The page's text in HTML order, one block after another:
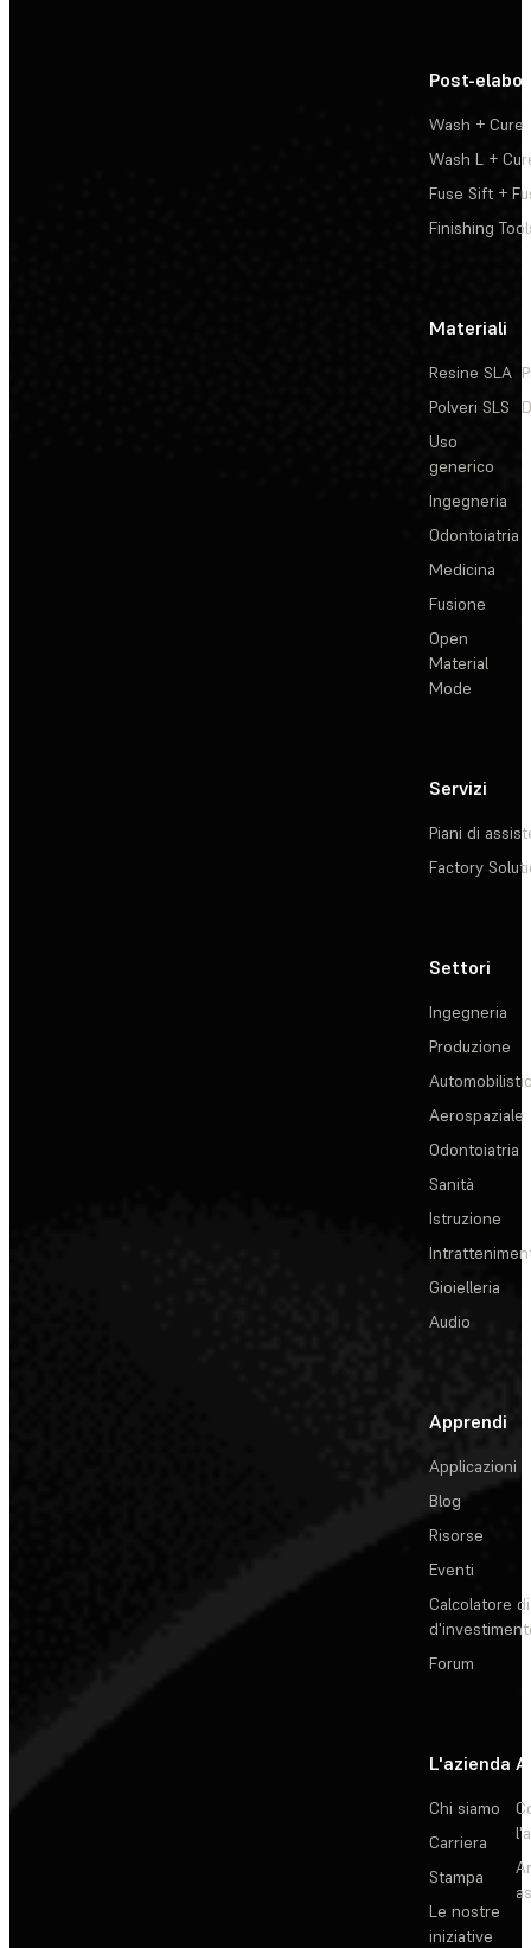
Post-
Wash + Cure
Wash L +
Fuse Sift +
Finishing
Materiali
Resine SLA
Polveri SLS
Uso
generico
Ingegneria
Odontoiatria
Medicina
Fusione
Open
Material
Mode
Servizi
Piani di
Factory
Settori
Ingegneria
Produzione
Aerospaziale
Odontoiatria
Sanità
Istruzione
Gioielleria
Audio
Apprendi
Applicazioni
Blog
Risorse
Eventi
Calcolatore
Forum
L'azienda
Chi siamo
Carriera
Stampa
Le nostre
iniziative